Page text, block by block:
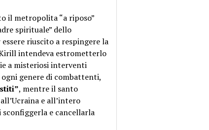
il metropolita “a riposo”
spirituale” dello
riuscito a respingere la
intendeva estrometterlo
a misteriosi interventi
genere di combattenti,
, mentre il santo
e all’intero
e cancellarla